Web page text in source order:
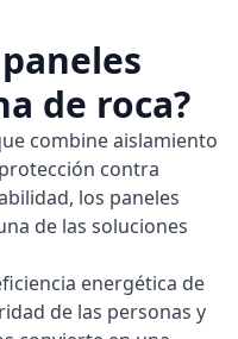
de roca?
combine aislamiento
contra
los paneles
de las soluciones
energética de
de las personas y